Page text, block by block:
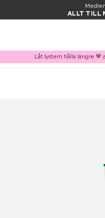
ALLT TILL
Låt lystern hålla längre 🤎